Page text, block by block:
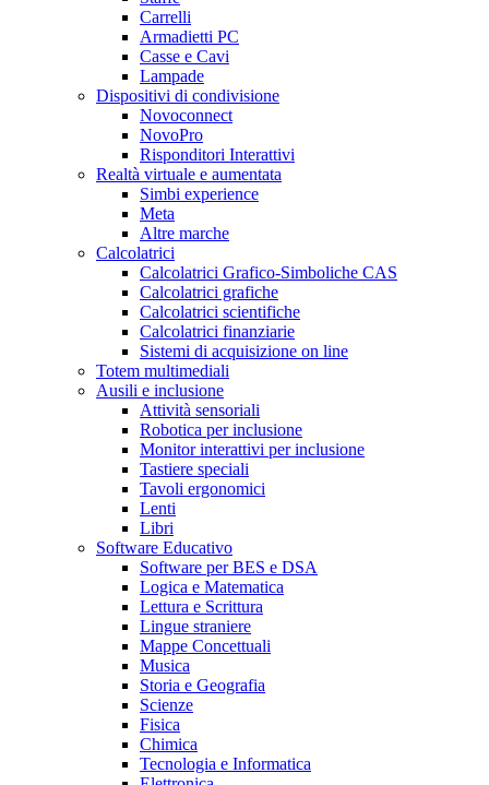
Carrelli
Armadietti PC
Casse e Cavi
Lampade
Dispositivi di condivisione
Novoconnect
NovoPro
Risponditori Interattivi
Realtà virtuale e aumentata
Simbi experience
Meta
Altre marche
Calcolatrici
Calcolatrici Grafico-Simboliche CAS
Calcolatrici grafiche
Calcolatrici scientifiche
Calcolatrici finanziarie
Sistemi di acquisizione on line
Totem multimediali
Ausili e inclusione
Attività sensoriali
Robotica per inclusione
Monitor interattivi per inclusione
Tastiere speciali
Tavoli ergonomici
Lenti
Libri
Software Educativo
Software per BES e DSA
Logica e Matematica
Lettura e Scrittura
Lingue straniere
Mappe Concettuali
Musica
Storia e Geografia
Scienze
Fisica
Chimica
Tecnologia e Informatica